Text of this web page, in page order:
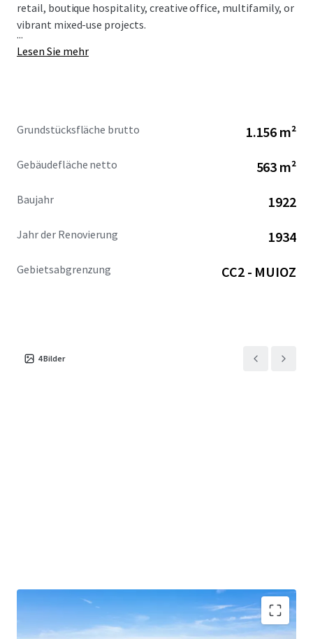
retail, boutique hospitality, creative office, multifamily, or
vibrant mixed-use projects.
...
Lesen Sie mehr
Grundstücksfläche brutto 1.156 m²
Gebäudefläche netto 563 m²
Baujahr 1922
Jahr der Renovierung 1934
Gebietsabgrenzung CC2 - MUIOZ
4Bilder